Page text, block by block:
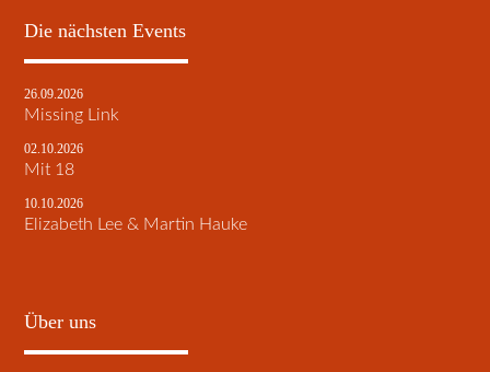
Die nächsten Events
26.09.2026
Missing Link
02.10.2026
Mit 18
10.10.2026
Elizabeth Lee & Martin Hauke
Über uns